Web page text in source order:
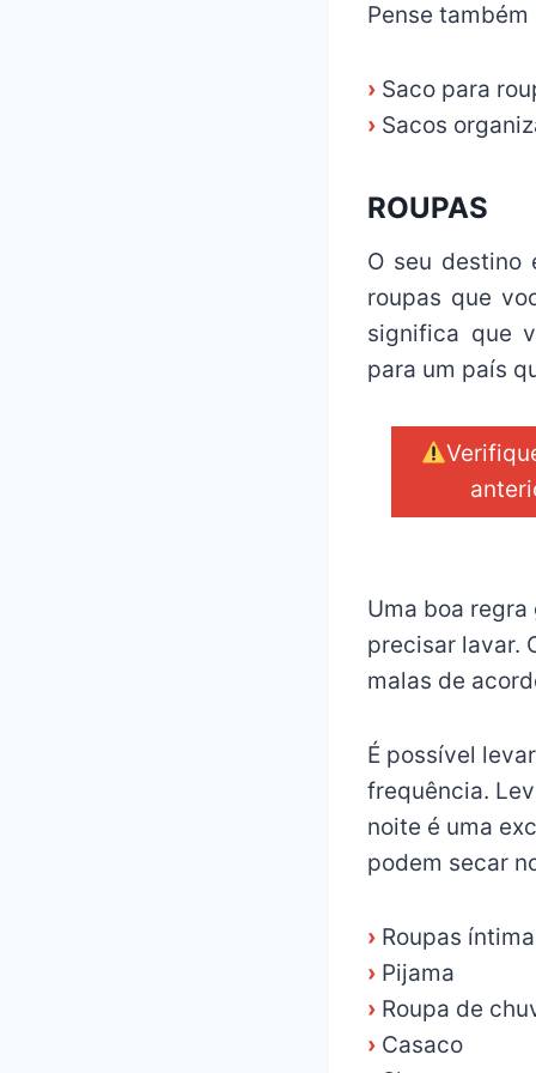
Pense
› Saco para
› Sacos
ROUPAS
O seu destino
roupas que
significa que
para um país
Uma boa
precisar lavar.
malas de
É possível
frequência.
noite é uma
podem secar
› Roupas
› Pijama
› Roupa de
› Casaco